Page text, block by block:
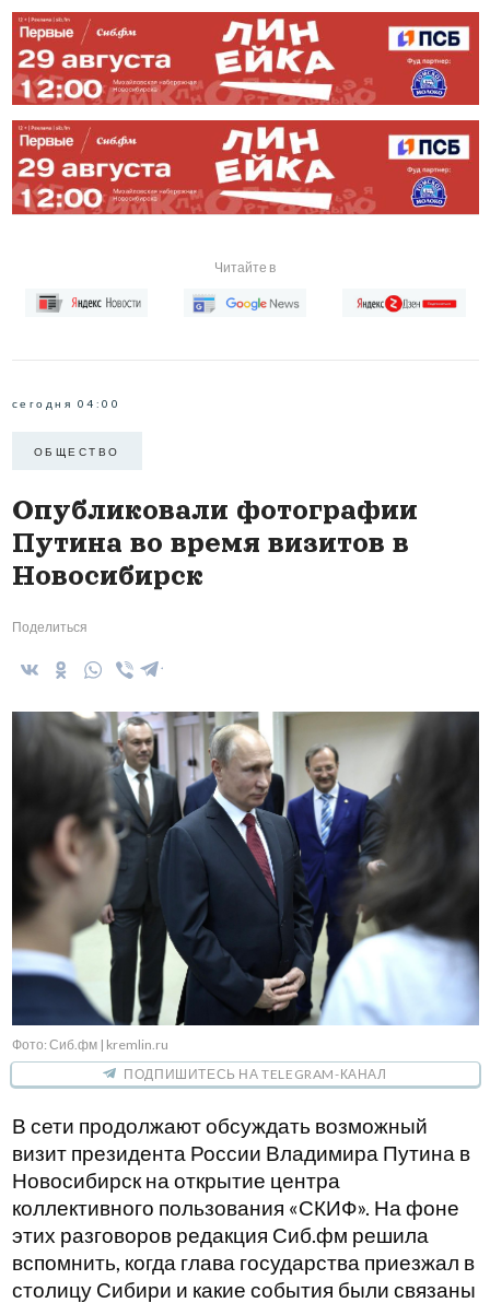
Читайте в
сегодня 04:00
ОБЩЕСТВО
Опубликовали фотографии
Путина во время визитов в
Новосибирск
Поделиться
Фото: Сиб.фм | kremlin.ru
ПОДПИШИТЕСЬ НА TELEGRAM-КАНАЛ
В сети продолжают обсуждать возможный
визит президента России Владимира Путина в
Новосибирск на открытие центра
коллективного пользования «СКИФ». На фоне
этих разговоров редакция Сиб.фм решила
вспомнить, когда глава государства приезжал в
столицу Сибири и какие события были связаны